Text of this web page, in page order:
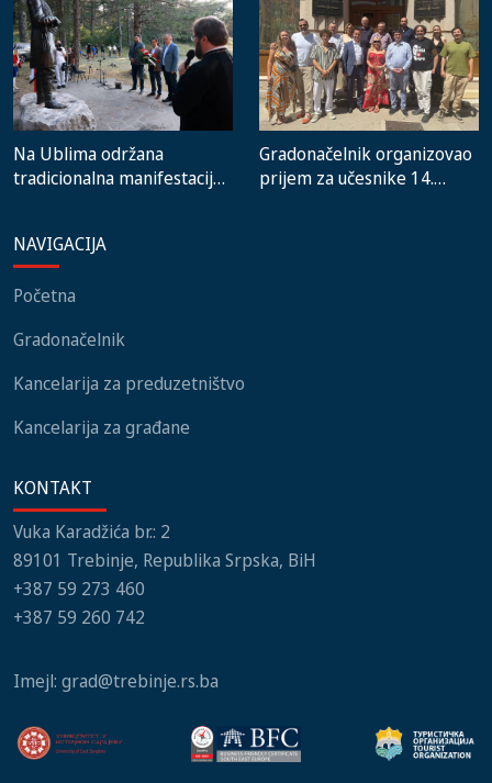
Na Ublima održana
tradicionalna manifestacija
Gradonačelnik organizovao
prijem za učesnike 14.
NAVIGACIJA
Početna
Gradonačelnik
Kancelarija za preduzetništvo
Kancelarija za građane
KONTAKT
Vuka Karadžića br.: 2
89101 Trebinje, Republika Srpska, BiH
+387 59 273 460
+387 59 260 742
Imejl: grad@trebinje.rs.ba